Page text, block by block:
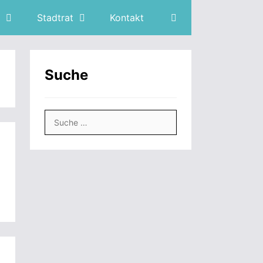
Stadtrat Kontakt
Suche
nach: